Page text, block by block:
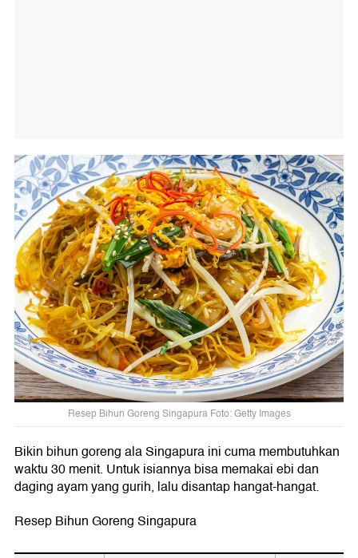
Resep Bihun Goreng Singapura Foto: Getty Images
Bikin bihun goreng ala Singapura ini cuma membutuhkan
waktu 30 menit. Untuk isiannya bisa memakai ebi dan
daging ayam yang gurih, lalu disantap hangat-hangat.
Resep Bihun Goreng Singapura